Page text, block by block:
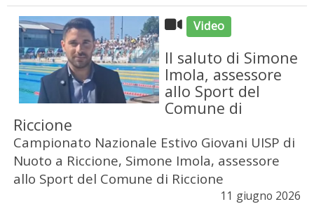
Video
Il saluto di Simone
Imola, assessore
allo Sport del
Comune di
Riccione
Campionato Nazionale Estivo Giovani UISP di
Nuoto a Riccione, Simone Imola, assessore
allo Sport del Comune di Riccione
11 giugno 2026